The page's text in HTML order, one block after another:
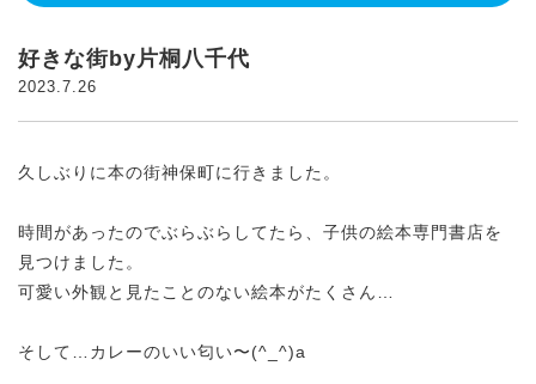
好きな街by片桐八千代
2023.7.26
久しぶりに本の街神保町に行きました。
時間があったのでぶらぶらしてたら、子供の絵本専門書店を
見つけました。
可愛い外観と見たことのない絵本がたくさん…
そして…カレーのいい匂い〜(^_^)a